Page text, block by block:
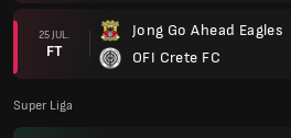
25 JUL.
FT
Jong Go Ahead Eagles
OFI Crete FC
Super Liga